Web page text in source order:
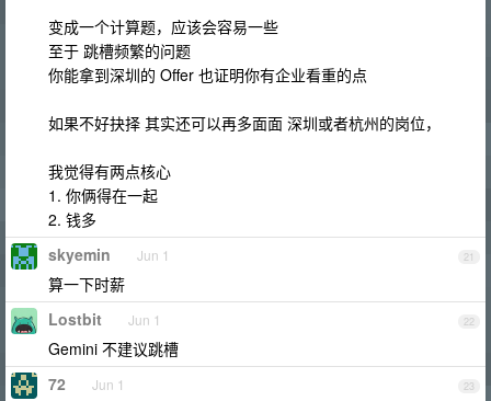
变成一个计算题，应该会容易一些
至于 跳槽频繁的问题
你能拿到深圳的 Offer 也证明你有企业看重的点
如果不好抉择 其实还可以再多面面 深圳或者杭州的岗位，
我觉得有两点核心
1. 你俩得在一起
2. 钱多
21
skyemin Jun 1
算一下时薪
22
Lostbit Jun 1
Gemini 不建议跳槽
23
72 Jun 1